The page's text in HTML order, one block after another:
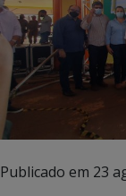
Publicado em 23